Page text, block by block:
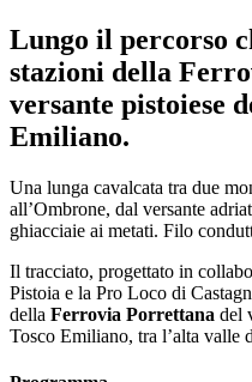
Lungo il percorso
stazioni della
versante pistoiese
Emiliano.
Una lunga cavalcata tra due
all’Ombrone, dal versante
ghiacciaie ai metati. Filo
Il tracciato, progettato in
Pistoia e la Pro Loco di
della Ferrovia Porrettana del
Tosco Emiliano, tra l’alta valle